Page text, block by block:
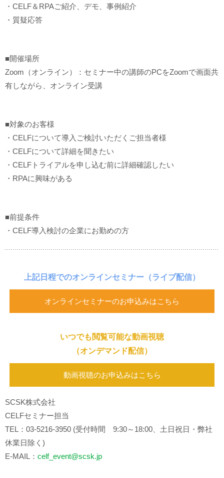
・CELF＆RPAご紹介、デモ、事例紹介
・質疑応答
■開催場所
Zoom（オンライン）：セミナー中の講師のPCをZoomで画面共
有しながら、オンライン受講
■対象のお客様
・CELFについて導入ご検討いただくご担当者様
・CELFについて詳細を聞きたい
・CELFトライアルを申し込む前に詳細確認したい
・RPAに興味がある
■前提条件
・CELF導入検討の企業にお勤めの方
上記日程でのオンラインセミナー （ライブ配信）
オンラインセミナーのお申込みはこちら
いつでも閲覧可能な動画視聴
（オンデマンド配信）
動画視聴のお申込みはこちら
SCSK株式会社
CELFセミナー担当
TEL：03-5216-3950 (受付時間 9:30～18:00、土日祝日・弊社
休業日除く)
E-MAIL： celf_event@scsk.jp